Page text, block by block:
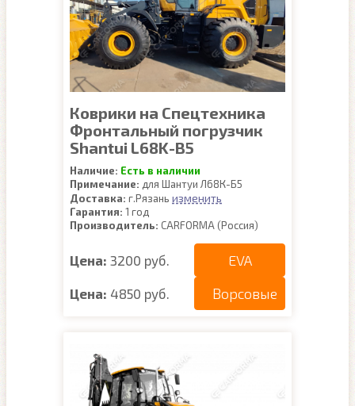
Коврики на Спецтехника
Фронтальный погрузчик
Shantui L68K-B5
Наличие: Есть в наличии
Примечание: для Шантуи Л68К-Б5
Доставка: г.Рязань изменить
Гарантия: 1 год
Производитель: CARFORMA (Россия)
Цена: 3200 руб. EVA
Цена: 4850 руб. Ворсовые